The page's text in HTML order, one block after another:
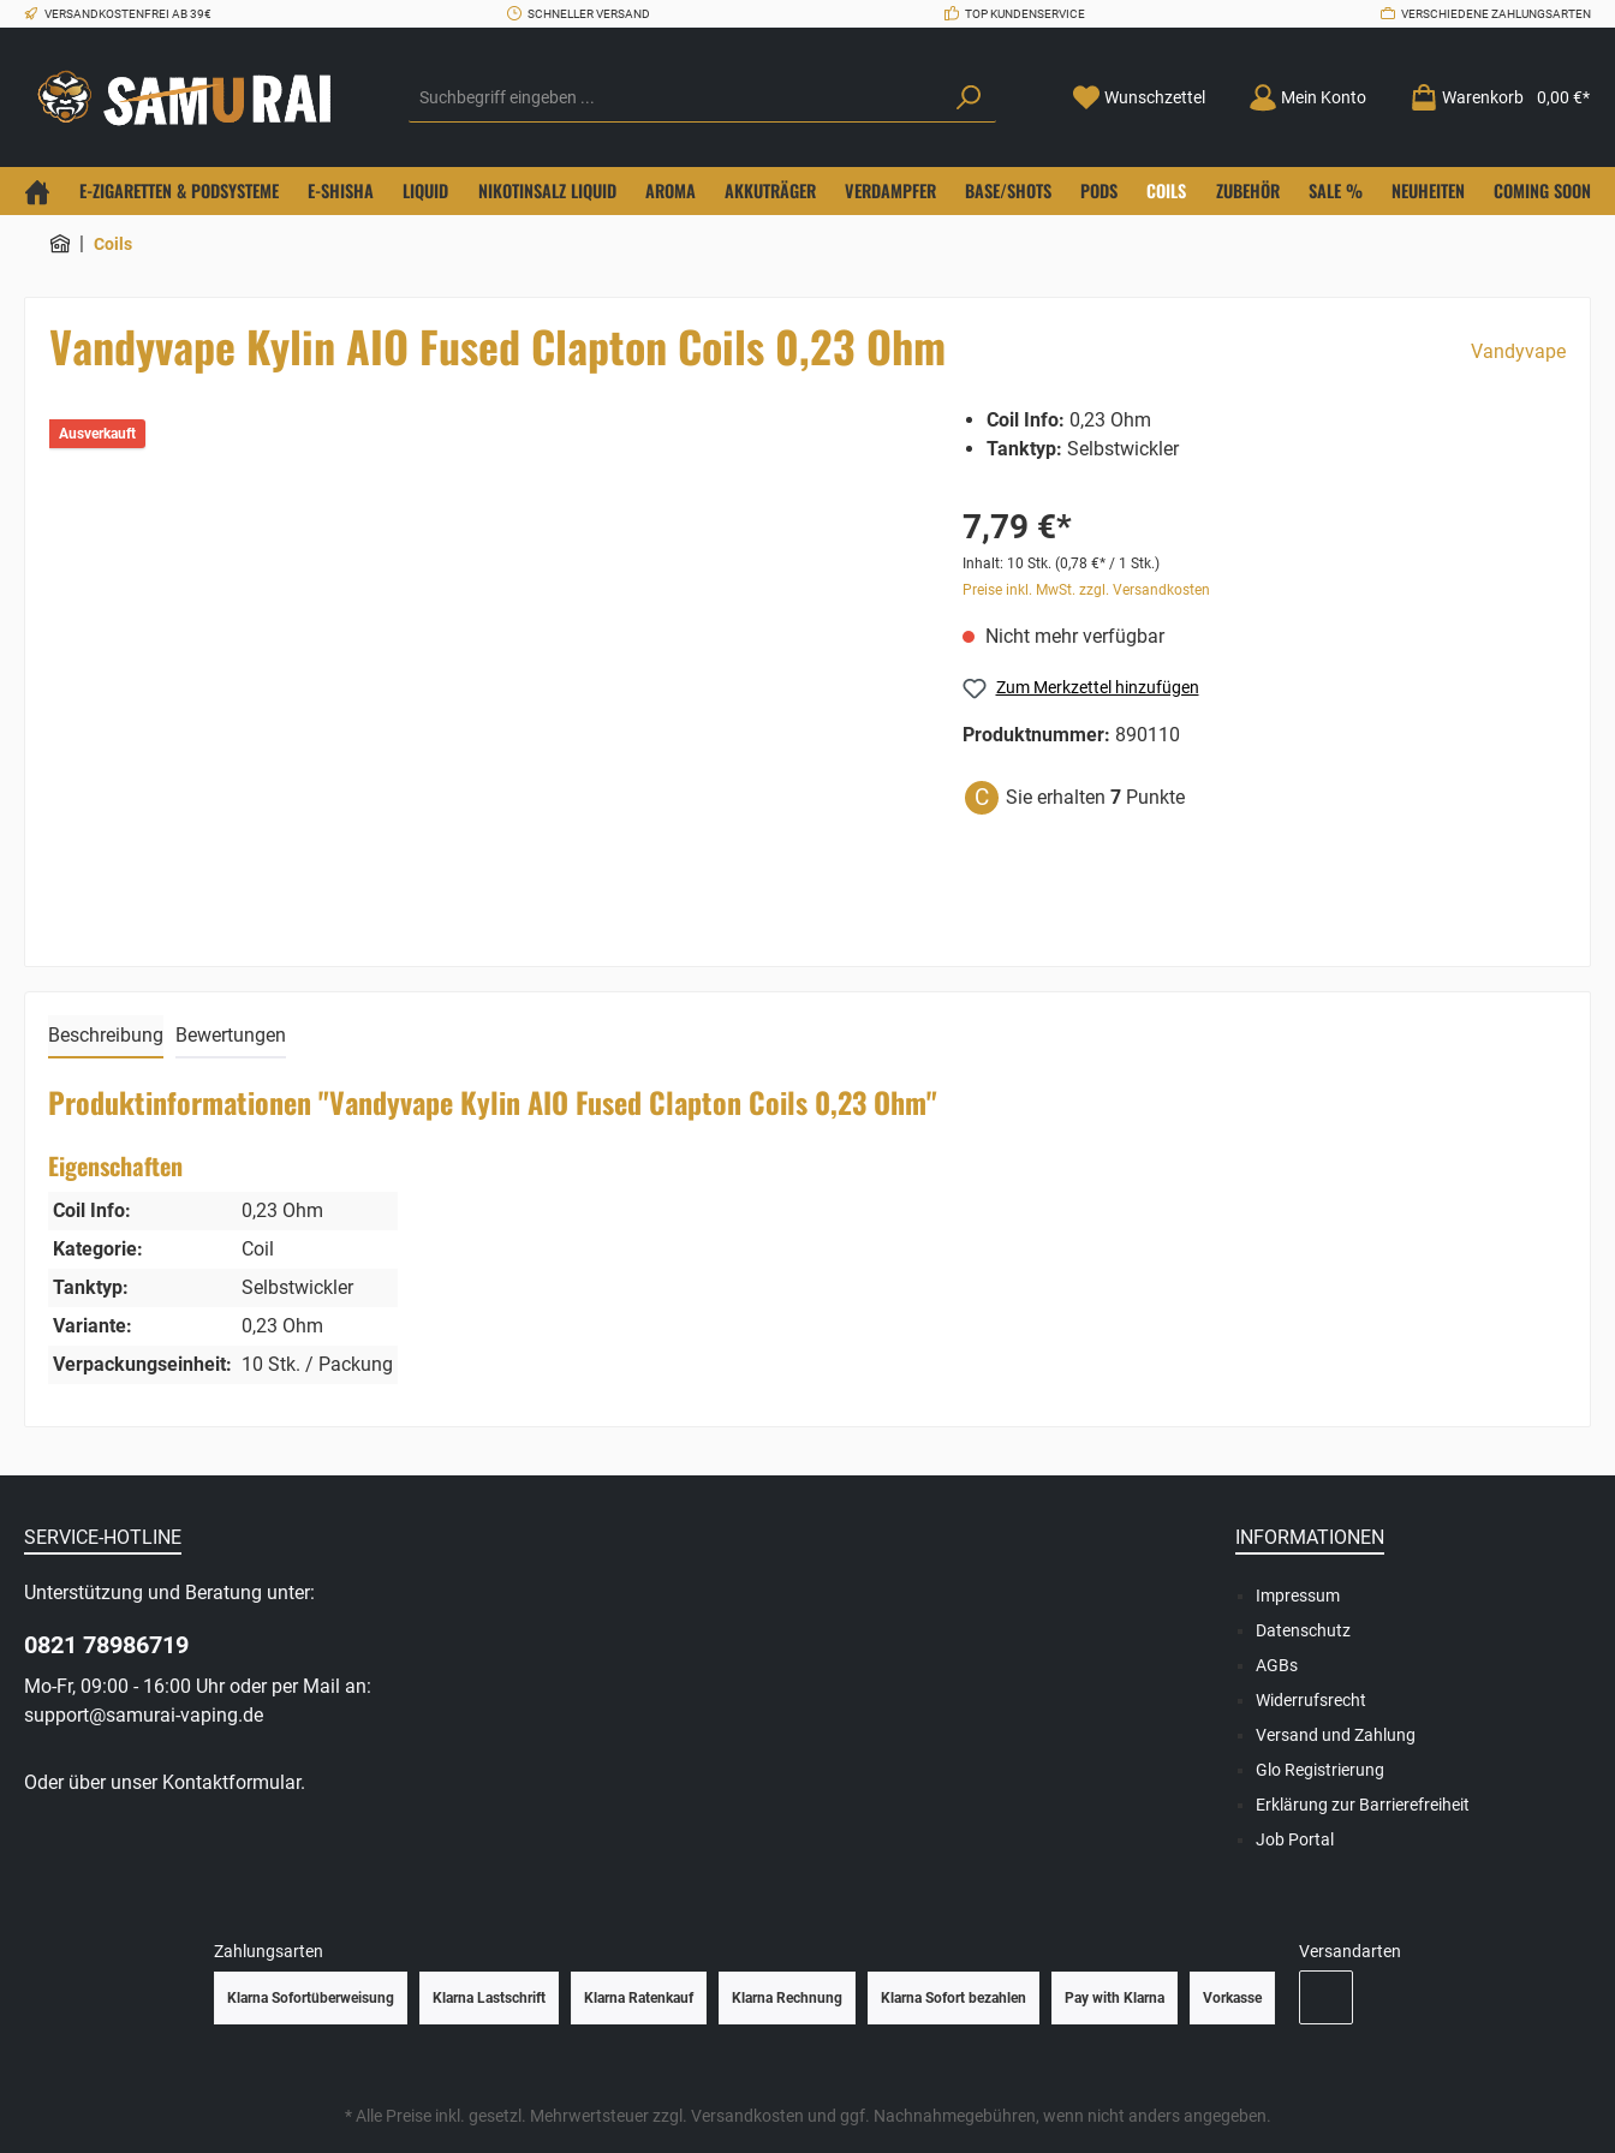
VERSANDKOSTENFREI AB 39€ SCHNELLER VERSAND TOP KUNDENSERVICE VERSCHIEDENE ZAHLUNGSARTEN
Wunschzettel Mein Konto Warenkorb 0,00 €*
E-ZIGARETTEN & PODSYSTEME E-SHISHA LIQUID NIKOTINSALZ LIQUID AROMA AKKUTRÄGER VERDAMPFER BASE/SHOTS PODS COILS ZUBEHÖR SALE % NEUHEITEN COMING SOON
| Coils
Vandyvape Kylin AIO Fused Clapton Coils 0,23 Ohm Vandyvape
Ausverkauft
Coil Info: 0,23 Ohm
Tanktyp: Selbstwickler
7,79 €*
Inhalt: 10 Stk. (0,78 €* / 1 Stk.)
Preise inkl. MwSt. zzgl. Versandkosten
Nicht mehr verfügbar
Zum Merkzettel hinzufügen
Produktnummer: 890110
C Sie erhalten 7 Punkte
Beschreibung Bewertungen
Produktinformationen "Vandyvape Kylin AIO Fused Clapton Coils 0,23 Ohm"
Eigenschaften
Coil Info:
0,23 Ohm
Kategorie:
Coil
Tanktyp:
Selbstwickler
Variante:
0,23 Ohm
Verpackungseinheit: 10 Stk. / Packung
SERVICE-HOTLINE
Unterstützung und Beratung unter:
0821 78986719
Mo-Fr, 09:00 - 16:00 Uhr oder per Mail an:
support@samurai-vaping.de
Oder über unser Kontaktformular.
INFORMATIONEN
Impressum
Datenschutz
AGBs
Widerrufsrecht
Versand und Zahlung
Glo Registrierung
Erklärung zur Barrierefreiheit
Job Portal
Zahlungsarten
Klarna Sofortüberweisung Klarna Lastschrift Klarna Ratenkauf Klarna Rechnung Klarna Sofort bezahlen Pay with Klarna Vorkasse
Versandarten
* Alle Preise inkl. gesetzl. Mehrwertsteuer zzgl. Versandkosten und ggf. Nachnahmegebühren, wenn nicht anders angegeben.